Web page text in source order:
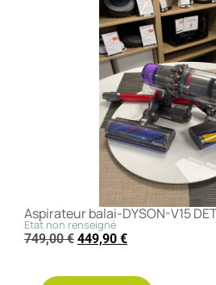
Aspirateur balai-DYSON-V15
Etat non renseigné
749,00€ 449,90 €